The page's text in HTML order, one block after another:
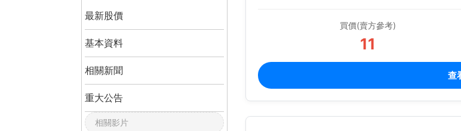
最新股價
基本資料
相關新聞
重大公告
相關影片
買價(賣方參考)
11
查